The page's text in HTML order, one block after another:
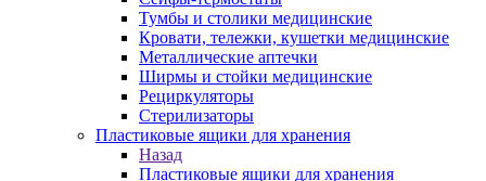
Тумбы и столики медицинские
Кровати, тележки, кушетки медицинские
Металлические аптечки
Ширмы и стойки медицинские
Рециркуляторы
Стерилизаторы
Пластиковые ящики для хранения
Назад
Пластиковые ящики для хранения